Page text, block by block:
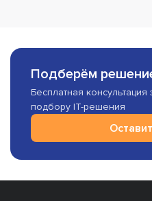
Подберём
Бесплатная консультация
подбору IT-решения